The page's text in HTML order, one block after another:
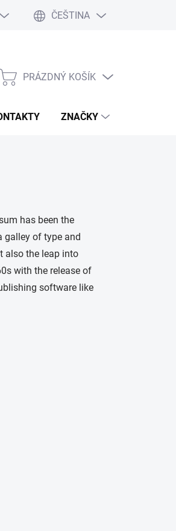
Obchodné podmienky
ČEŠTINA
NÁKUPNÍ
PRÁZDNÝ KOŠÍK
ZNAČKY
has been the
galley of type and
also the leap into
with the release of
software like